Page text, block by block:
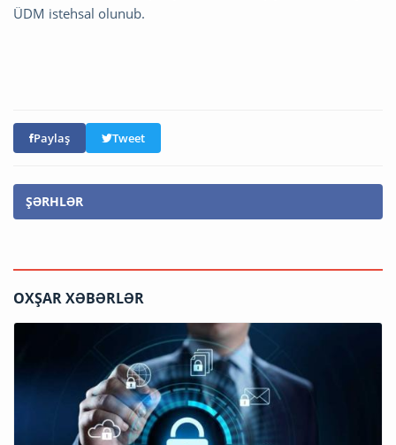
ÜDM istehsal olunub.
Paylaş Tweet
ŞƏRHLƏR
OXŞAR XƏBƏRLƏR